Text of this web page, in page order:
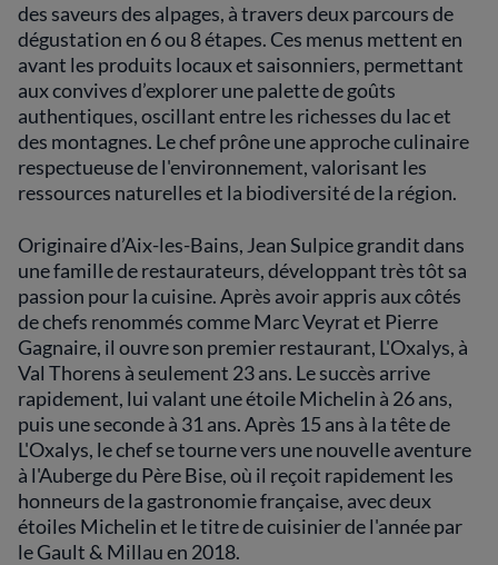
s’inspire de la nature environnante, mêlant
authenticité et créativité avec une maîtrise
technique irréprochable. Bien que chaque
plat raconte une histoire, il ne s'encombre
jamais de superflu, privilégiant l'équilibre des
saveurs et des textures.
Des créations emblématiques, comme un
illustrent la capacité du chef à capturer l'âme
de ce lieu enchanteur. Chaque bouchée est
une invitation à explorer les saveurs uniques
de la région. L’Auberge du Père Bise n’est pas
simplement un restaurant ; c’est une porte
ouverte sur un voyage culinaire et sensoriel,
ancré dans une tradition savoyarde enrichie
de perspectives contemporaines.
des saveurs des alpages, à travers deux parcours de
dégustation en 6 ou 8 étapes. Ces menus mettent en
avant les produits locaux et saisonniers, permettant
aux convives d’explorer une palette de goûts
authentiques, oscillant entre les richesses du lac et
des montagnes. Le chef prône une approche culinaire
respectueuse de l'environnement, valorisant les
ressources naturelles et la biodiversité de la région.
Originaire d’Aix-les-Bains, Jean Sulpice grandit dans
une famille de restaurateurs, développant très tôt sa
passion pour la cuisine. Après avoir appris aux côtés
de chefs renommés comme Marc Veyrat et Pierre
Gagnaire, il ouvre son premier restaurant, L'Oxalys, à
Val Thorens à seulement 23 ans. Le succès arrive
rapidement, lui valant une étoile Michelin à 26 ans,
puis une seconde à 31 ans. Après 15 ans à la tête de
L'Oxalys, le chef se tourne vers une nouvelle aventure
à l'Auberge du Père Bise, où il reçoit rapidement les
honneurs de la gastronomie française, avec deux
étoiles Michelin et le titre de cuisinier de l'année par
le Gault & Millau en 2018.